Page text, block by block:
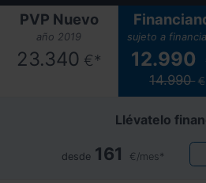
PVP Nuevo
año 2019
23.340 €*
sujeto a
12.990
14.990 €
Llévatelo
desde 161 €/mes*